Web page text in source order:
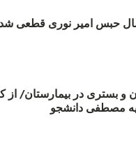
حبس امیر نوری قطعی شد
و بستری در بیمارستان/ از